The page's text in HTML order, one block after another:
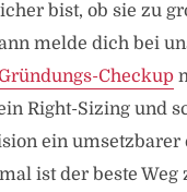
bist, ob sie zu
melde dich bei
Checkup
Right-Sizing und
ein umsetzbarer
ist der beste Weg